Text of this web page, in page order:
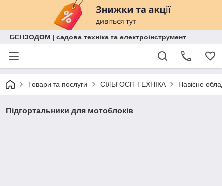
БЕНЗОДОМ | садова техніка та електроінструмент
Товари та послуги СІЛЬГОСП ТЕХНІКА Навісне
Підгортальники для мотоблоків